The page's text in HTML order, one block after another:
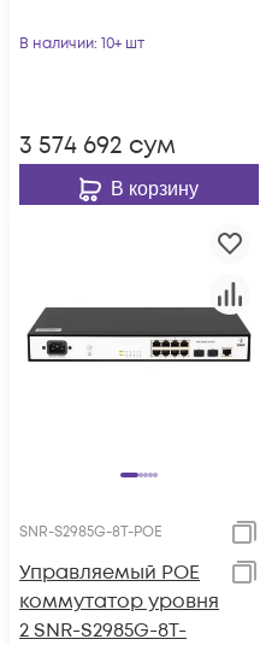
В наличии: 10+ шт
3 574 692 сум
В корзину
SNR-S2985G-8T-POE
Управляемый POE
коммутатор уровня
2 SNR-S2985G-8T-